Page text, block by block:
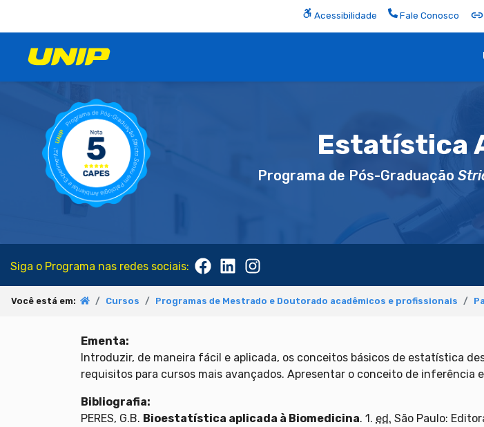
Acessibilidade Fale Conosco
Estatística
Programa de Pós-Graduação
Siga o Programa nas redes sociais:
Você está em: Cursos Programas de Mestrado e Doutorado acadêmicos e profissionais
Ementa:
Introduzir, de maneira fácil e aplicada, os conceitos básicos de estatística
requisitos para cursos mais avançados. Apresentar o conceito de inferência
Bibliografia:
PERES, G.B. Bioestatística aplicada à Biomedicina. 1. ed. São Paulo: